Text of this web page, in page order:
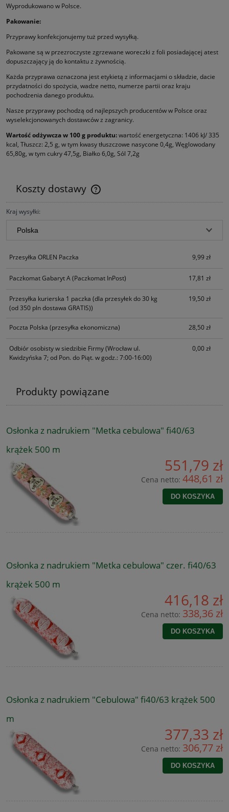
Wyprodukowano w Polsce.
Pakowanie:
Przyprawy konfekcjonujemy tuż przed wysyłką.
Pakowane są w przezroczyste zgrzewane woreczki z foli posiadającej atest
dopuszczający ją do kontaktu z żywnością.
Każda przyprawa oznaczona jest etykietą z informacjami o składzie, dacie
przydatności do spożycia, wadze netto, numerze partii oraz kraju
pochodzenia danego produktu.
Nasze przyprawy pochodzą od najlepszych producentów w Polsce oraz
wyselekcjonowanych dostawców z zagranicy.
Wartość odżywcza w 100 g produktu:wartość energetyczna: 1406 kJ/ 335
kcal, Tłuszcz: 2,5 g, w tym kwasy tłuszczowe nasycone 0,4g, Węglowodany
65,80g, w tym cukry 47,5g, Białko 6,0g, Sól 7,2g
Koszty dostawy
Cena nie zawiera ewentualnych kosztów płatności
Kraj wysyłki:
Przesyłka ORLEN Paczka 9,99 zł
Paczkomat Gabaryt A(Paczkomat InPost) 17,81 zł
Przesyłka kurierska 1 paczka (dla przesyłek do 30 kg
(od 350 pln dostawa GRATIS))
19,50 zł
Poczta Polska (przesyłka ekonomiczna) 28,50 zł
Odbiór osobisty w siedzibie Firmy(Wrocław ul.
Kwidzyńska 7; od Pon. do Piąt. w godz.: 7:00-16:00)
0,00 zł
Produkty powiązane
Osłonka z nadrukiem "Metka cebulowa" fi40/63
krążek 500 m
551,79 zł
Cena netto: 448,61 zł
DO KOSZYKA
Osłonka z nadrukiem "Metka cebulowa" czer. fi40/63
krążek 500 m
416,18 zł
Cena netto: 338,36 zł
DO KOSZYKA
Osłonka z nadrukiem "Cebulowa" fi40/63 krążek 500
m
377,33 zł
Cena netto: 306,77 zł
DO KOSZYKA